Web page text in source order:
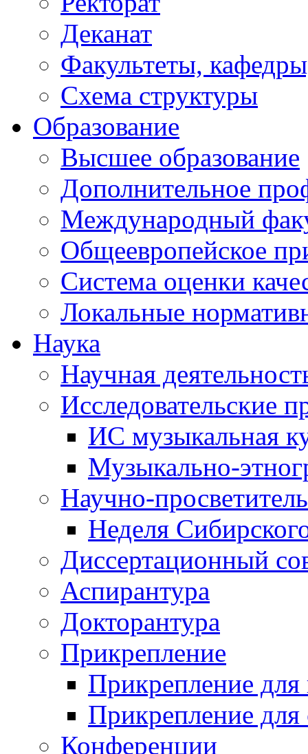
Деканат
Факультеты,
Схема структуры
Образование
Высшее образование
Дополнительное
Международный
Общеевропейское
Система оценки
Локальные
Наука
Научная
Исследовательские
ИС музыкальная
Музыкально-
Научно-
Неделя
Диссертационный
Аспирантура
Докторантура
Прикрепление
Прикрепление для
Прикрепление для
Конференции